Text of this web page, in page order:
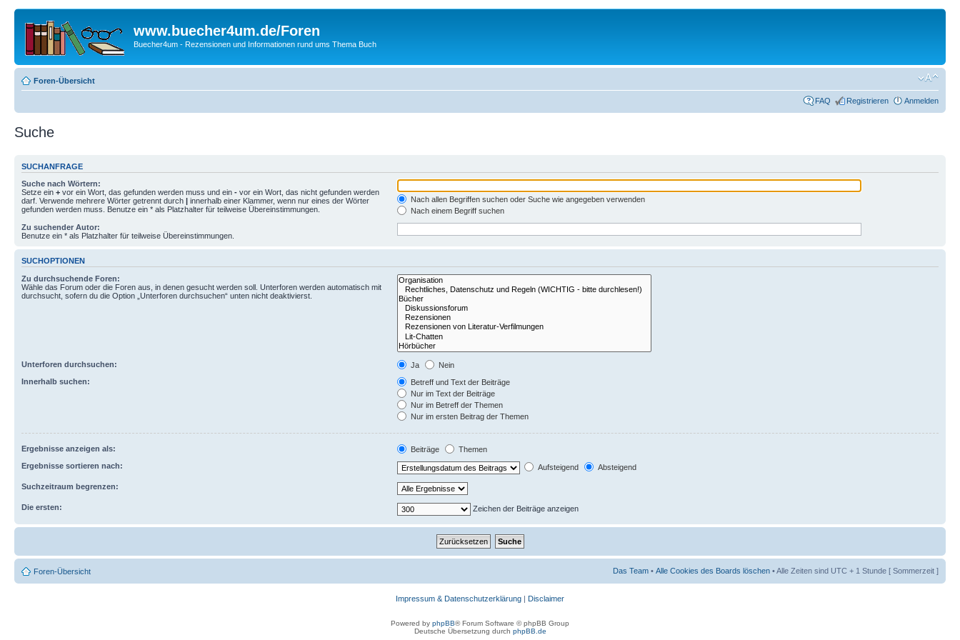
www.buecher4um.de/Foren
Buecher4um - Rezensionen und Informationen rund ums Thema Buch
Foren-Übersicht
FAQ Registrieren Anmelden
Suche
SUCHANFRAGE
Suche nach Wörtern:
Setze ein + vor ein Wort, das gefunden werden muss und ein - vor ein Wort, das nicht gefunden werden
darf. Verwende mehrere Wörter getrennt durch | innerhalb einer Klammer, wenn nur eines der Wörter
gefunden werden muss. Benutze ein * als Platzhalter für teilweise Übereinstimmungen.
Nach allen Begriffen suchen oder Suche wie angegeben verwenden
Nach einem Begriff suchen
Zu suchender Autor:
Benutze ein * als Platzhalter für teilweise Übereinstimmungen.
SUCHOPTIONEN
Zu durchsuchende Foren:
Wähle das Forum oder die Foren aus, in denen gesucht werden soll. Unterforen werden automatisch mit
durchsucht, sofern du die Option „Unterforen durchsuchen“ unten nicht deaktivierst.
Unterforen durchsuchen: Ja
Nein
Innerhalb suchen:
Betreff und Text der Beiträge
Nur im Text der Beiträge
Nur im Betreff der Themen
Nur im ersten Beitrag der Themen
Ergebnisse anzeigen als: Beiträge
Themen
Ergebnisse sortieren nach:
Aufsteigend Absteigend
Suchzeitraum begrenzen:
Die ersten: Zeichen der Beiträge anzeigen
Foren-Übersicht Das Team • Alle Cookies des Boards löschen • Alle Zeiten sind UTC + 1 Stunde [ Sommerzeit ]
Impressum & Datenschutzerklärung | Disclaimer
Powered by phpBB® Forum Software © phpBB Group
Deutsche Übersetzung durch phpBB.de